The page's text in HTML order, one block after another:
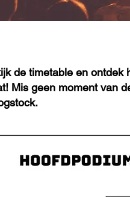
de timetable en ontdek
Mis geen moment van